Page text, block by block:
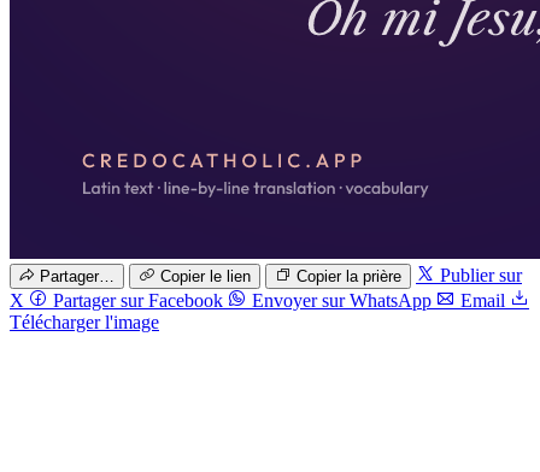
Partager… Copier le lien Copier la prière
Publier sur
X
Partager sur Facebook Envoyer sur WhatsApp
Email
Télécharger l'image